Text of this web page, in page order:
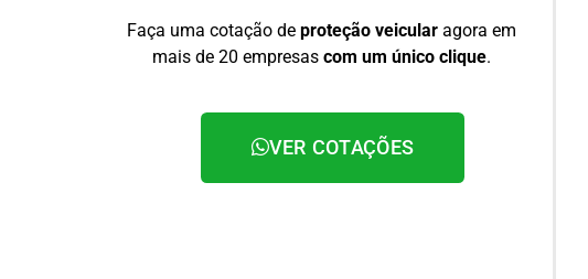
Faça uma cotação de proteção veicularagora em
mais de 20 empresascom um único clique.
VER COTAÇÕES